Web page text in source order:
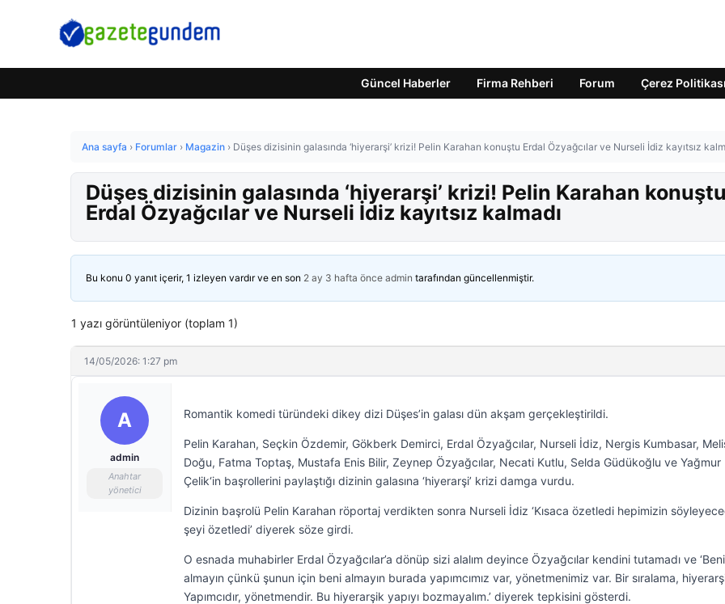
Güncel Haberler Firma Rehberi Forum Çerez Politikası
Ana sayfa › Forumlar › Magazin › Düşes dizisinin galasında ‘hiyerarşi’ krizi! Pelin Karahan konuştu Erdal Özyağcılar ve Nurseli İdiz kayıtsız
Düşes dizisinin galasında ‘hiyerarşi’ krizi! Pelin Karahan konuştu
Erdal Özyağcılar ve Nurseli İdiz kayıtsız kalmadı
Bu konu 0 yanıt içerir, 1 izleyen vardır ve en son 2 ay 3 hafta önce admin tarafından güncellenmiştir.
1 yazı görüntüleniyor (toplam 1)
14/05/2026: 1:27 pm
A
admin
Anahtar
yönetici
Romantik komedi türündeki dikey dizi Düşes’in galası dün akşam gerçekleştirildi.
Pelin Karahan, Seçkin Özdemir, Gökberk Demirci, Erdal Özyağcılar, Nurseli İdiz, Nergis Kumbasar,
Doğu, Fatma Toptaş, Mustafa Enis Bilir, Zeynep Özyağcılar, Necati Kutlu, Selda Güdükoğlu ve Yağmur
Çelik‘in başrollerini paylaştığı dizinin galasına ‘hiyerarşi’ krizi damga vurdu.
Dizinin başrolü Pelin Karahan röportaj verdikten sonra Nurseli İdiz ‘Kısaca özetledi hepimizin
şeyi özetledi’ diyerek söze girdi.
O esnada muhabirler Erdal Özyağcılar’a dönüp sizi alalım deyince Özyağcılar kendini tutamadı ve ‘Beni
almayın çünkü şunun için beni almayın burada yapımcımız var, yönetmenimiz var. Bir sıralama,
Yapımcıdır, yönetmendir. Bu hiyerarşik yapıyı bozmayalım.’ diyerek tepkisini gösterdi.